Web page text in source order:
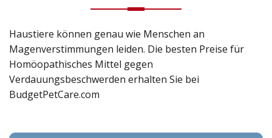
Haustiere können genau wie Menschen an
Magenverstimmungen leiden. Die besten Preise für
Homöopathisches Mittel gegen
Verdauungsbeschwerden erhalten Sie bei
BudgetPetCare.com